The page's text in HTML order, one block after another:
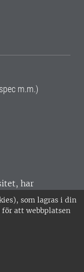
som lagras i din
för att webbplatsen
m.m.)
har
är
är
•
•